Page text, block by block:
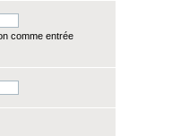
comme entrée